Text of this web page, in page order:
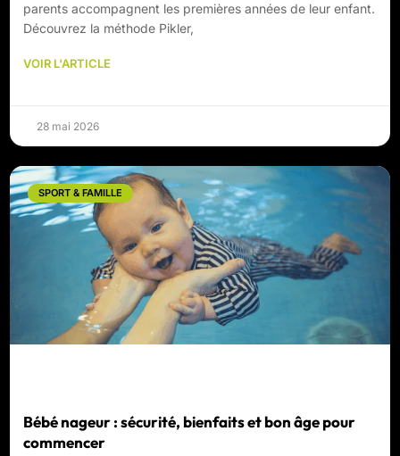
parents accompagnent les premières années de leur enfant.
Découvrez la méthode Pikler,
VOIR L'ARTICLE
28 mai 2026
SPORT & FAMILLE
Bébé nageur : sécurité, bienfaits et bon âge pour
commencer